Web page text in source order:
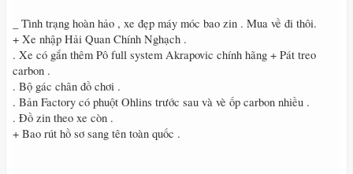
_ Tình trạng hoàn hảo , xe đẹp máy móc bao zin . Mua về đi thôi.
+ Xe nhập Hải Quan Chính Nghạch .
. Xe có gắn thêm Pô full system Akrapovic chính hãng + Pát treo
carbon .
. Bộ gác chân đồ chơi .
. Bản Factory có phuột Ohlins trước sau và vè ốp carbon nhiều .
. Đồ zin theo xe còn .
+ Bao rút hồ sơ sang tên toàn quốc .